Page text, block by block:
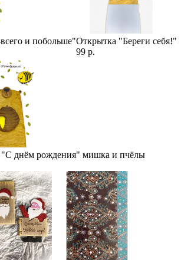
и побольше"Открытка "Береги себя!"
99 р.
днём рождения" мишка и пчёлы